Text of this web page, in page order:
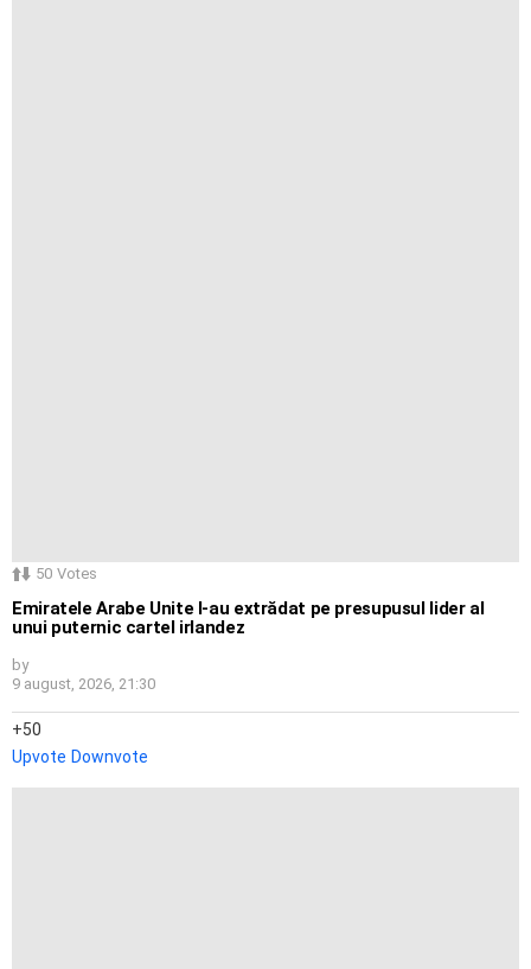
50 Votes
Emiratele Arabe Unite l-au extrădat pe presupusul lider al
unui puternic cartel irlandez
by
9 august, 2026, 21:30
50
Upvote Downvote